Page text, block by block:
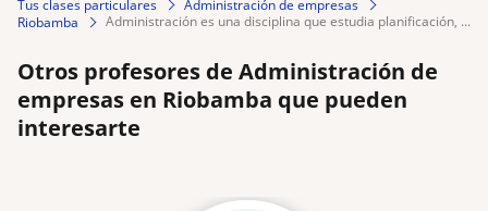
Tus clases particulares
Administración de empresas
Riobamba
administración es una disciplina que estudia planificación, ...
Otros profesores de Administración de
empresas en Riobamba que pueden
interesarte